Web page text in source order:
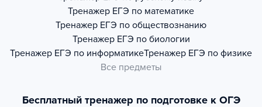
Тренажер ЕГЭ по математике
Тренажер ЕГЭ по обществознанию
Тренажер ЕГЭ по биологии
Тренажер ЕГЭ по информатикеТренажер ЕГЭ по физике
Все предметы
Бесплатный тренажер по подготовке к ОГЭ